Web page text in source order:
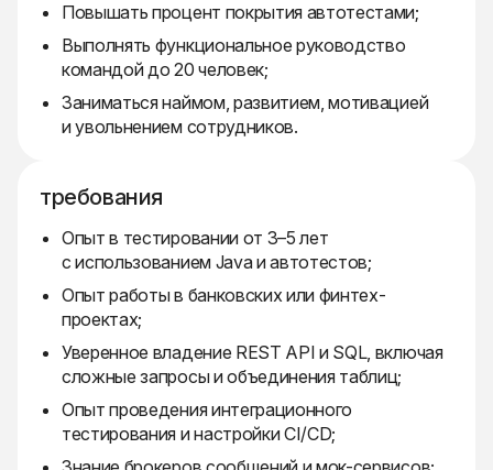
Повышать процент покрытия автотестами;
Выполнять функциональное руководство
командой до 20 человек;
Заниматься наймом, развитием, мотивацией
и увольнением сотрудников.
требования
Опыт в тестировании от 3–5 лет
с использованием Java и автотестов;
Опыт работы в банковских или финтех-
проектах;
Уверенное владение REST API и SQL, включая
сложные запросы и объединения таблиц;
Опыт проведения интеграционного
тестирования и настройки CI/CD;